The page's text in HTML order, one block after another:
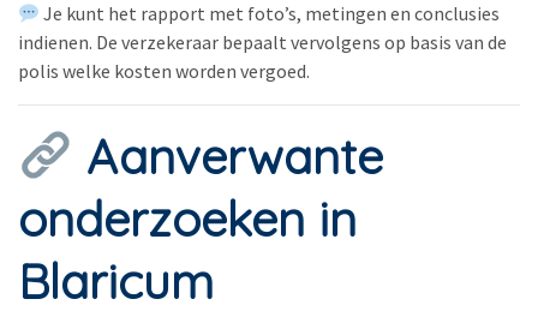
Je kunt het rapport met foto’s, metingen en conclusies
indienen. De verzekeraar bepaalt vervolgens op basis van de
polis welke kosten worden vergoed.
Aanverwante
onderzoeken in
Blaricum